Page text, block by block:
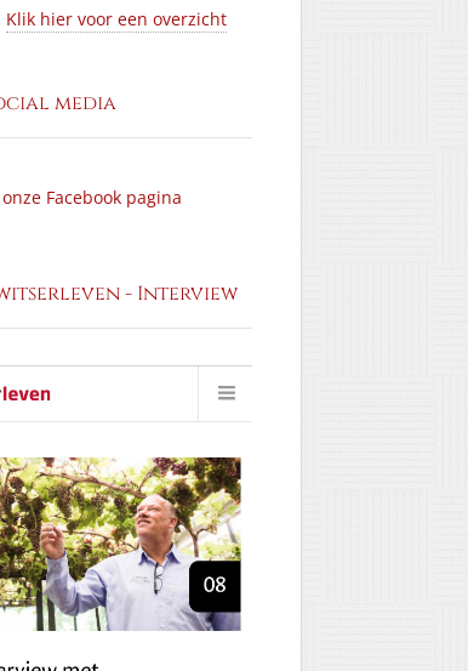
Klik hier voor een overzicht
media
Facebook pagina
- Interview